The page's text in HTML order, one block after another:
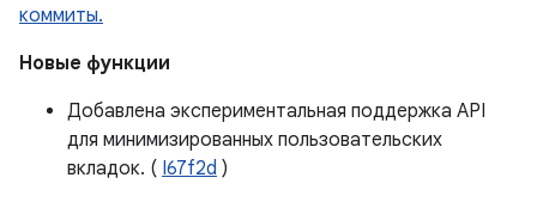
коммиты.
Новые функции
Добавлена ​​экспериментальная поддержка API
для минимизированных пользовательских
вкладок. ( I67f2d )